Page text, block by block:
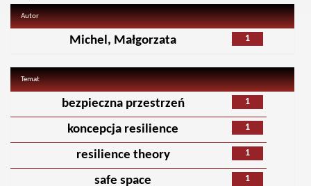
Autor
1
Michel, Małgorzata
Temat
1
bezpieczna przestrzeń
1
koncepcja resilience
1
resilience theory
1
safe space